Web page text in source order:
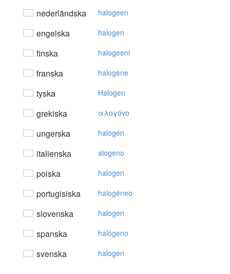
nederländska halogeen
engelska halogen
finska halogeeni
franska halogène
tyska Halogen
grekiska αλoγόvo
ungerska halogén
italienska alogeno
polska halogen
portugisiska halogéneo
slovenska halogen
spanska halógeno
svenska halogen